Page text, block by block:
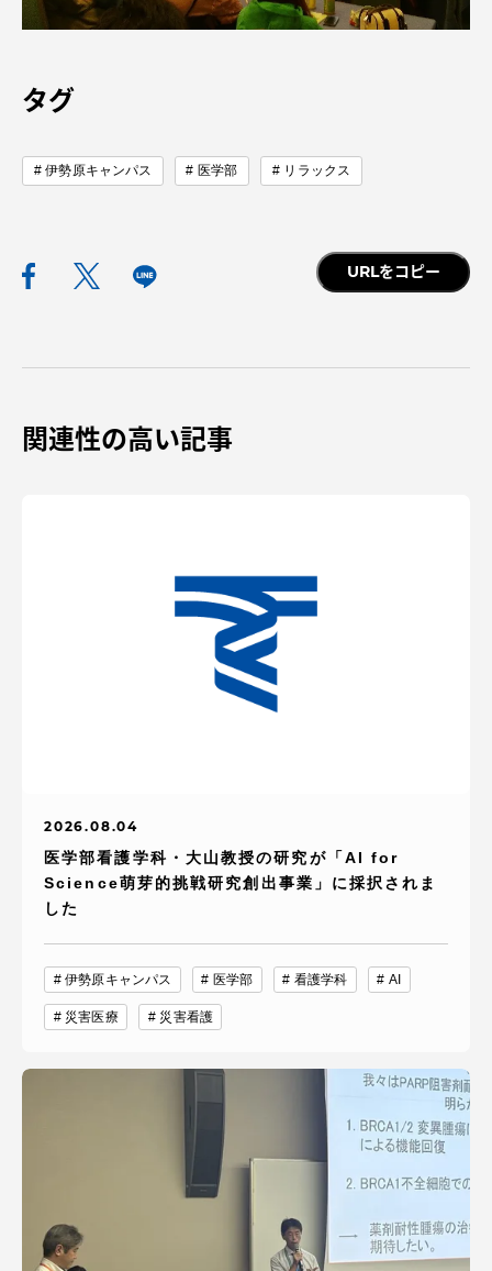
タグ
伊勢原キャンパス 医学部 リラックス
URLをコピー
関連性の高い記事
2026.08.04
医学部看護学科・大山教授の研究が「AI for
Science萌芽的挑戦研究創出事業」に採択されま
した
伊勢原キャンパス 医学部 看護学科 AI
災害医療 災害看護